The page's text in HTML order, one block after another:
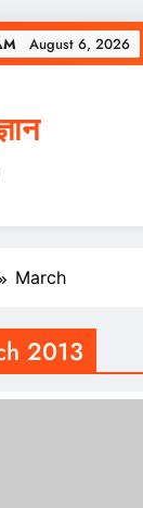
August 6, 2026
March
2013